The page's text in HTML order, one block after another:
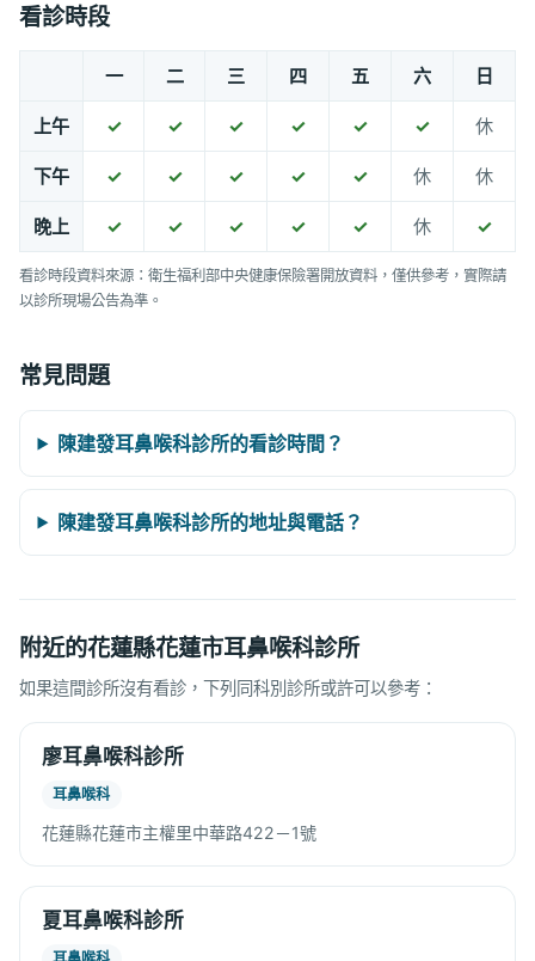
看診時段
一 二 三 四 五 六 日
上午 ✓ ✓ ✓ ✓ ✓ ✓ 休
下午 ✓ ✓ ✓ ✓ ✓ 休 休
晚上 ✓ ✓ ✓ ✓ ✓ 休 ✓
看診時段資料來源：衛生福利部中央健康保險署開放資料，僅供參考，實際請
以診所現場公告為準。
常見問題
陳建發耳鼻喉科診所的看診時間？
陳建發耳鼻喉科診所的地址與電話？
附近的花蓮縣花蓮市耳鼻喉科診所
如果這間診所沒有看診，下列同科別診所或許可以參考：
廖耳鼻喉科診所
耳鼻喉科
花蓮縣花蓮市主權里中華路422－1號
夏耳鼻喉科診所